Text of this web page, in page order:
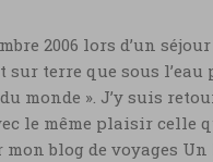
2006 lors d’un
terre que sous l’eau
monde ». J’y suis
le même plaisir celle
mon blog de voyages